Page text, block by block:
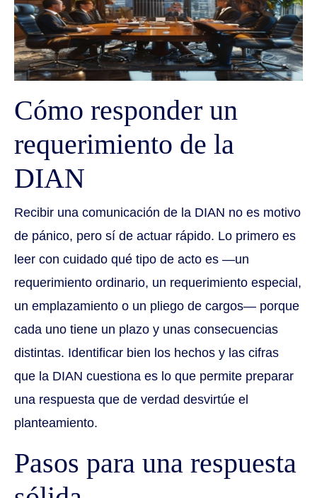
Cómo responder un
requerimiento de la
DIAN
Recibir una comunicación de la DIAN no es motivo
de pánico, pero sí de actuar rápido. Lo primero es
leer con cuidado qué tipo de acto es —un
requerimiento ordinario, un requerimiento especial,
un emplazamiento o un pliego de cargos— porque
cada uno tiene un plazo y unas consecuencias
distintas. Identificar bien los hechos y las cifras
que la DIAN cuestiona es lo que permite preparar
una respuesta que de verdad desvirtúe el
planteamiento.
Pasos para una respuesta